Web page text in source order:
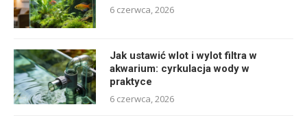
6 czerwca, 2026
Jak ustawić wlot i wylot filtra w
akwarium: cyrkulacja wody w
praktyce
6 czerwca, 2026